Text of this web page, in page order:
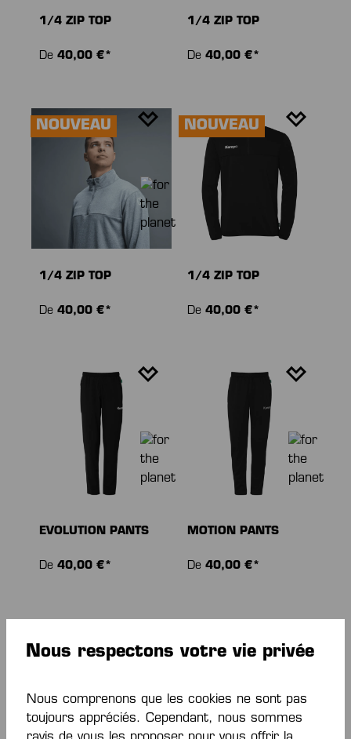
1/4 ZIP TOP
De 40,00 €*
1/4 ZIP TOP
De 40,00 €*
NOUVEAU
1/4 ZIP TOP
De 40,00 €*
NOUVEAU
1/4 ZIP TOP
De 40,00 €*
EVOLUTION PANTS
De 40,00 €*
MOTION PANTS
De 40,00 €*
Nous respectons votre vie privée
Nous comprenons que les cookies ne sont pas
toujours appréciés. Cependant, nous sommes